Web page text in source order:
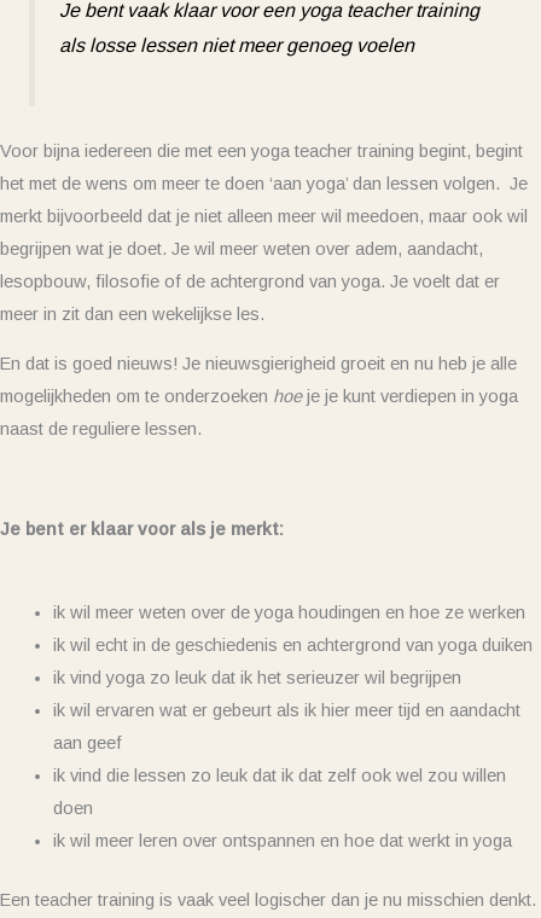
Je bent vaak klaar voor een yoga teacher training
als losse lessen niet meer genoeg voelen
Voor bijna iedereen die met een yoga teacher training begint, begint
het met de wens om meer te doen ‘aan yoga’ dan lessen volgen. Je
merkt bijvoorbeeld dat je niet alleen meer wil meedoen, maar ook wil
begrijpen wat je doet. Je wil meer weten over adem, aandacht,
lesopbouw, filosofie of de achtergrond van yoga. Je voelt dat er
meer in zit dan een wekelijkse les.
En dat is goed nieuws! Je nieuwsgierigheid groeit en nu heb je alle
mogelijkheden om te onderzoeken hoeje je kunt verdiepen in yoga
naast de reguliere lessen.
Je bent er klaar voor als je merkt:
ik wil meer weten over de yoga houdingen en hoe ze werken
ik wil echt in de geschiedenis en achtergrond van yoga duiken
ik vind yoga zo leuk dat ik het serieuzer wil begrijpen
ik wil ervaren wat er gebeurt als ik hier meer tijd en aandacht
aan geef
ik vind die lessen zo leuk dat ik dat zelf ook wel zou willen
doen
ik wil meer leren over ontspannen en hoe dat werkt in yoga
Een teacher training is vaak veel logischer dan je nu misschien denkt.